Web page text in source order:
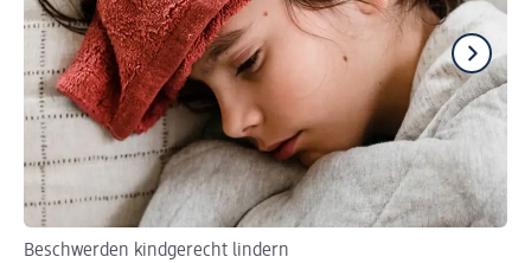
Beschwerden kindgerecht lindern